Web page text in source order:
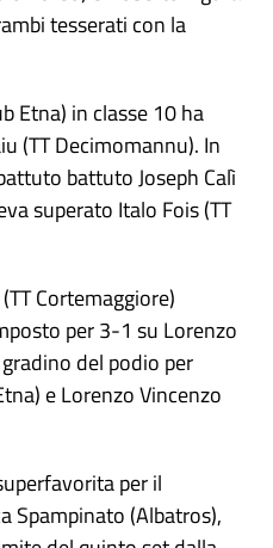
tesserati con la
Etna) in classe 10 ha
(TT Decimomannu). In
battuto Joseph Calì
superato Italo Fois (TT
Cortemaggiore)
per 3-1 su Lorenzo
del podio per
e Lorenzo Vincenzo
per il
Spampinato (Albatros),